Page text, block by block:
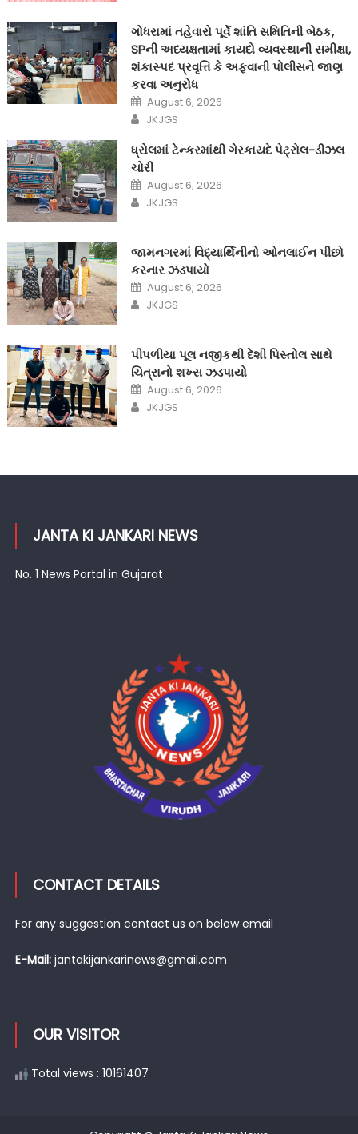
ગોધરામાં તહેવારો પૂર્વે શાંતિ સમિતિની બેઠક,
SPની અધ્યક્ષતામાં કાયદો વ્યવસ્થાની સમીક્ષા,
શંકાસ્પદ પ્રવૃત્તિ કે અફવાની પોલીસને જાણ
કરવા અનુરોધ
Posted
on
August 6, 2026
Author
JKJGS
ધ્રોલમાં ટેન્કરમાંથી ગેરકાયદે પેટ્રોલ-ડીઝલ
ચોરી
Posted
on
August 6, 2026
Author
JKJGS
જામનગરમાં વિદ્યાર્થિનીનો ઓનલાઈન પીછો
કરનાર ઝડપાયો
Posted
on
August 6, 2026
Author
JKJGS
પીપળીયા પૂલ નજીકથી દેશી પિસ્તોલ સાથે
ચિત્રાનો શખ્સ ઝડપાયો
Posted
on
August 6, 2026
Author
JKJGS
JANTA KI JANKARI NEWS
No. 1 News Portal in Gujarat
CONTACT DETAILS
For any suggestion contact us on below email
E-Mail: jantakijankarinews@gmail.com
OUR VISITOR
Total views : 10161407